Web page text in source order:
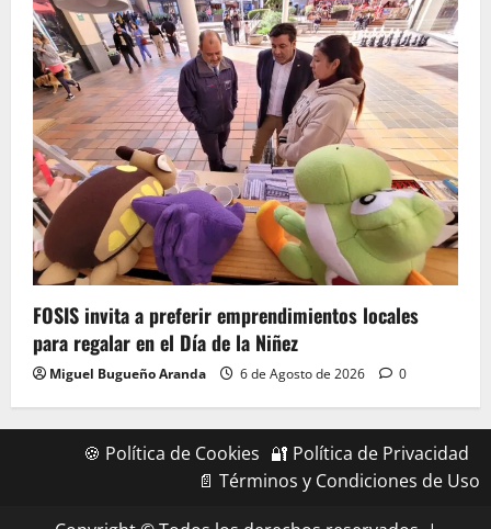
FOSIS invita a preferir emprendimientos locales
para regalar en el Día de la Niñez
Miguel Bugueño Aranda 6 de Agosto de 2026 0
🍪 Política de Cookies 🔐 Política de Privacidad
📄 Términos y Condiciones de Uso